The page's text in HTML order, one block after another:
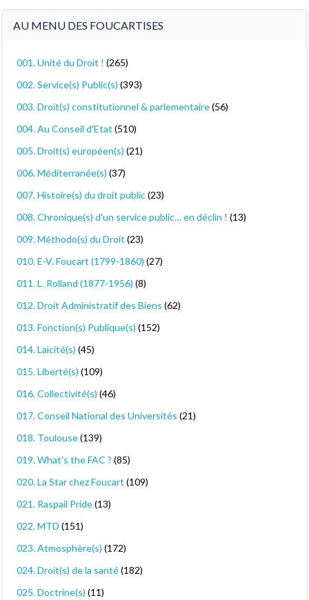
AU MENU DES FOUCARTISES
001. Unité du Droit ! (265)
002. Service(s) Public(s) (393)
003. Droit(s) constitutionnel & parlementaire(56)
004. Au Conseil d'Etat (510)
005. Droit(s) européen(s) (21)
006. Méditerranée(s) (37)
007. Histoire(s) du droit public(23)
008. Chronique(s) d'un service public… en déclin ! (13)
009. Méthodo(s) du Droit (23)
010. E-V. Foucart (1799-1860) (27)
011. L. Rolland (1877-1956) (8)
012. Droit Administratif des Biens (62)
013. Fonction(s) Publique(s) (152)
014. Laïcité(s) (45)
015. Liberté(s) (109)
016. Collectivité(s) (46)
017. Conseil National des Universités (21)
018. Toulouse(139)
019. What's the FAC ? (85)
020. La Star chez Foucart (109)
021. Raspail Pride(13)
022. MTD (151)
023. Atmosphère(s) (172)
024. Droit(s) de la santé(182)
025. Doctrine(s) (11)